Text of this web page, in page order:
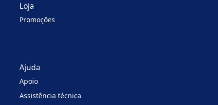
Loja
Promoções
Ajuda
Apoio
Assistência técnica